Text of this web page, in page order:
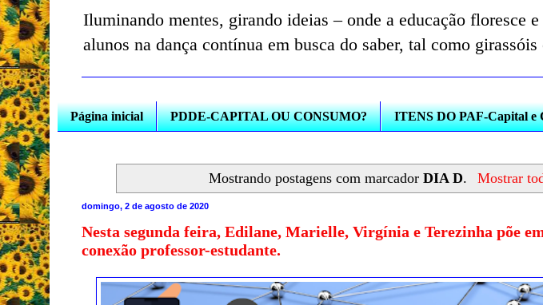
Iluminando mentes, girando ideias – onde a educação floresce
alunos na dança contínua em busca do saber, tal como
Página inicial PDDE-CAPITAL OU CONSUMO? ITENS DO PAF-Capital e
Mostrando postagens com marcadorDIA D. Mostrar
domingo, 2 de agosto de 2020
Nesta segunda feira, Edilane, Marielle, Virgínia e Terezinha põe
conexão professor-estudante.